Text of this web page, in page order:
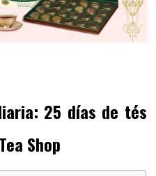
25 días de tés
Shop